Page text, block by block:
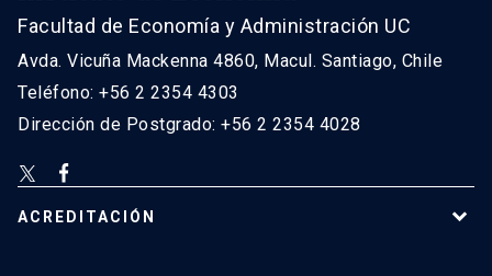
Facultad de Economía y Administración UC
Avda. Vicuña Mackenna 4860, Macul. Santiago, Chile
Teléfono: +56 2 2354 4303
Dirección de Postgrado: +56 2 2354 4028
ACREDITACIÓN